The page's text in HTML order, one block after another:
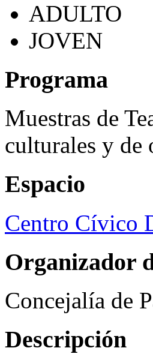
ADULTO
JOVEN
Programa
Muestras de
culturales y
Espacio
Centro Cívico
Organizador
Concejalía de
Descripción